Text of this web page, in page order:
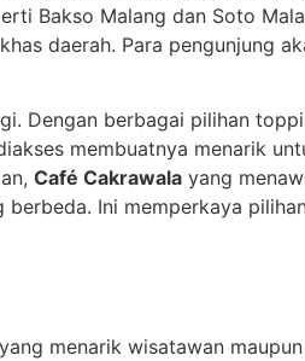
Bakso Malang dan Soto
daerah. Para pengunjung
Dengan berbagai pilihan
membuatnya menarik
Café Cakrawala yang
Ini memperkaya
menarik wisatawan